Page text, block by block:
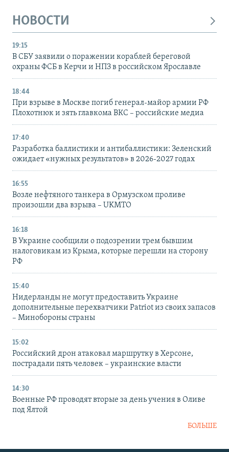
НОВОСТИ
19:15
В СБУ заявили о поражении кораблей береговой
охраны ФСБ в Керчи и НПЗ в российском Ярославле
18:44
При взрыве в Москве погиб генерал-майор армии РФ
Плохотнюк и зять главкома ВКС – российские медиа
17:40
Разработка баллистики и антибаллистики: Зеленский
ожидает «нужных результатов» в 2026-2027 годах
16:55
Возле нефтяного танкера в Ормузском проливе
произошли два взрыва – UKMTO
16:18
В Украине сообщили о подозрении трем бывшим
налоговикам из Крыма, которые перешли на сторону
РФ
15:40
Нидерланды не могут предоставить Украине
дополнительные перехватчики Patriot из своих запасов
– Минобороны страны
15:02
Российский дрон атаковал маршрутку в Херсоне,
пострадали пять человек – украинские власти
14:30
Военные РФ проводят вторые за день учения в Оливе
под Ялтой
БОЛЬШЕ